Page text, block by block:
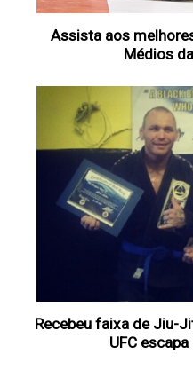
Assista aos
Médios
Recebeu faixa de Jiu-
UFC